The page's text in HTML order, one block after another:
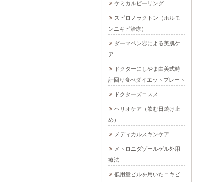
ケミカルピーリング
スピロノラクトン（ホルモ
ンニキビ治療）
ダーマペン④による美肌ケ
ア
ドクターにしやま由美式時
計回り食べダイエットプレート
ドクターズコスメ
ヘリオケア（飲む日焼け止
め）
メディカルスキンケア
メトロニダゾールゲル外用
療法
低用量ピルを用いたニキビ